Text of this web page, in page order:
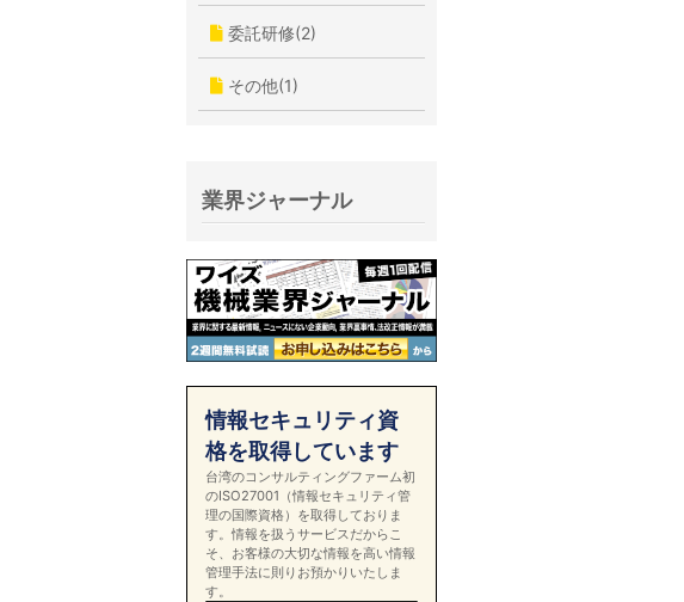
委託研修(2)
その他(1)
業界ジャーナル
情報セキュリティ資
格を取得しています
台湾のコンサルティングファーム初
のISO27001（情報セキュリティ管
理の国際資格）を取得しておりま
す。情報を扱うサービスだからこ
そ、お客様の大切な情報を高い情報
管理手法に則りお預かりいたしま
す。